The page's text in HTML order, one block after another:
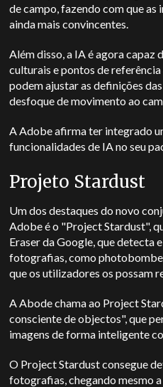
de campo, fazendo com que as
ainda mais convincentes.
Além disso, a IA é agora
culturais e pontos de
podem ajustar as definições
desfoque de movimento ao
A Adobe afirma ter integrado
funcionalidades de IA no seu
Projeto Stardust
Um dos destaques do novo
Adobe é o "Project Stardust",
Eraser da Google, que detecta
fotografias, como
que os utilizadores os possam
A Abode chama ao Project
consciente de objectos", que
imagens de forma inteligente
O Project Stardust consegue
fotografias, chegando mesmo